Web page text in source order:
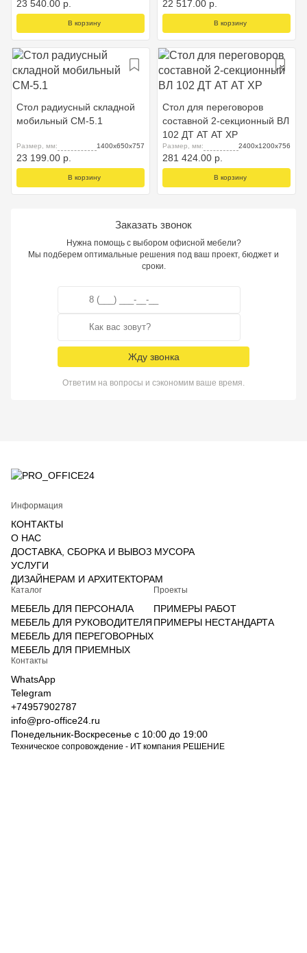
23 540.00 р.
В корзину
22 517.00 р.
В корзину
Стол радиусный складной
мобильный СМ-5.1
Размер, мм: 1400х650х757
23 199.00 р.
В корзину
Стол для переговоров
составной 2-секционный ВЛ
102 ДТ АТ АТ ХР
Размер, мм: 2400x1200x756
281 424.00 р.
В корзину
Заказать звонок
Нужна помощь с выбором офисной мебели?
Мы подберем оптимальные решения под ваш проект, бюджет и
сроки.
Жду звонка
Ответим на вопросы и сэкономим ваше время.
Информация
КОНТАКТЫ
О НАС
ДОСТАВКА, СБОРКА И ВЫВОЗ МУСОРА
УСЛУГИ
ДИЗАЙНЕРАМ И АРХИТЕКТОРАМ
Каталог
МЕБЕЛЬ ДЛЯ ПЕРСОНАЛА
МЕБЕЛЬ ДЛЯ РУКОВОДИТЕЛЯ
МЕБЕЛЬ ДЛЯ ПЕРЕГОВОРНЫХ
МЕБЕЛЬ ДЛЯ ПРИЕМНЫХ
Проекты
ПРИМЕРЫ РАБОТ
ПРИМЕРЫ НЕСТАНДАРТА
Контакты
WhatsApp
Telegram
+74957902787
info@pro-office24.ru
Понедельник-Воскресенье с 10:00 до 19:00
Техническое сопровождение - ИТ компания РЕШЕНИЕ